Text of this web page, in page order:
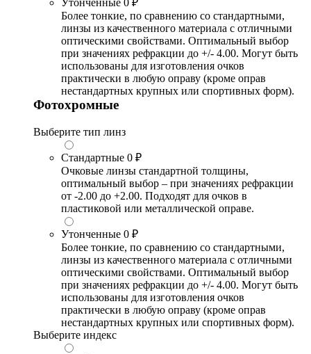
Утонченные 0 ₽
Более тонкие, по сравнению со стандартными,
линзы из качественного материала с отличными
оптическими свойствами. Оптимальный выбор
при значениях рефракции до +/- 4.00. Могут быть
использованы для изготовления очков
практически в любую оправу (кроме оправ
нестандартных крупных или спортивных форм).
Фотохромные
Выберите тип линз
Стандартные 0 ₽
Очковые линзы стандартной толщины,
оптимальный выбор – при значениях рефракции
от -2.00 до +2.00. Подходят для очков в
пластиковой или металлической оправе.
Утонченные 0 ₽
Более тонкие, по сравнению со стандартными,
линзы из качественного материала с отличными
оптическими свойствами. Оптимальный выбор
при значениях рефракции до +/- 4.00. Могут быть
использованы для изготовления очков
практически в любую оправу (кроме оправ
нестандартных крупных или спортивных форм).
Выберите индекс